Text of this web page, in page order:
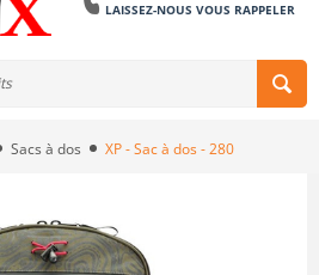
LAISSEZ-NOUS VOUS RAPPELER
Sacs à dos XP - Sac à dos - 280